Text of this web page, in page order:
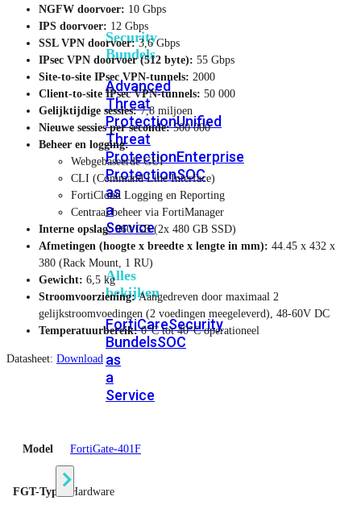
Security
Bundels
Advanced
Threat
ProtectionUnified
Threat
ProtectionEnterprise
ProtectionSOC
as
a
Service
Alles
bekijken
FortiCareSecurity
BundelsSOC
as
a
Service
Endpoint
Beveiliging
NGFW doorvoer: 10 Gbps
IPS doorvoer: 12 Gbps
SSL VPN doorvoer:3,6 Gbps
IPsec VPN doorvoer (512 byte): 55 Gbps
Site-to-site IPsec VPN-tunnels: 2000
Client-to-site IPsec VPN-tunnels: 50 000
Gelijktijdige sessies:7,8 miljoen
Nieuwe sessies per seconde:500 000
Beheer en logging:
Webgebaseerde GUI
CLI (Command Line Interface)
FortiCloud Logging en Reporting
Centraal beheer via FortiManager
Interne opslag:960 GB (2x 480 GB SSD)
Afmetingen (hoogte x breedte x lengte in mm): 44.45 x 432 x
380 (Rack Mount, 1 RU)
Gewicht: 6,5 kg
Stroomvoorziening:Aangedreven door maximaal 2
gelijkstroomvoedingen (2 voedingen meegeleverd), 48-60V DC
Temperatuurbereik:0°C tot 40°C operationeel
Datasheet: Download
Model FortiGate-401F
FGT-Type Hardware